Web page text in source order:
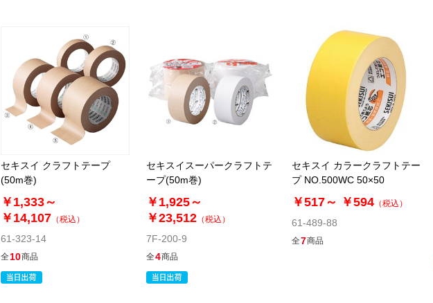
セキスイ クラフトテープ
(50m巻)
￥1,333～
￥14,107 （税込）
61-323-14
全10商品
セキスイスーパークラフトテ
ープ(50m巻)
￥1,925～
￥23,512 （税込）
7F-200-9
全4商品
セキスイ カラークラフトテー
プ NO.500WC 50×50
￥517～ ￥594 （税込）
61-489-88
全7商品